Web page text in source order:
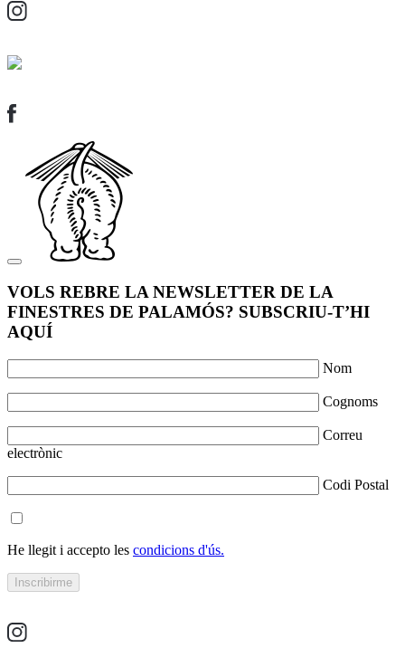
VOLS REBRE LA NEWSLETTER DE LA
FINESTRES DE PALAMÓS? SUBSCRIU-T’HI
AQUÍ
Nom
Cognoms
Correu
electrònic
Codi Postal
He llegit i accepto les condicions d'ús.